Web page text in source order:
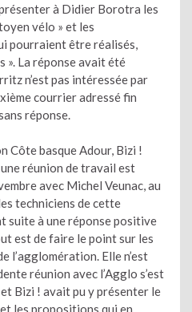
à Didier Borotra les
vélo » et les
pourraient être réalisés,
». La réponse avait été
n’est pas intéressée par
courrier adressé fin
réponse.
Côte basque Adour, Bizi !
réunion de travail est
avec Michel Veunac, au
techniciens de cette
suite à une réponse positive
est de faire le point sur les
l’agglomération. Elle n’est
réunion avec l’Agglo s’est
Bizi ! avait pu y présenter le
les propositions qui en